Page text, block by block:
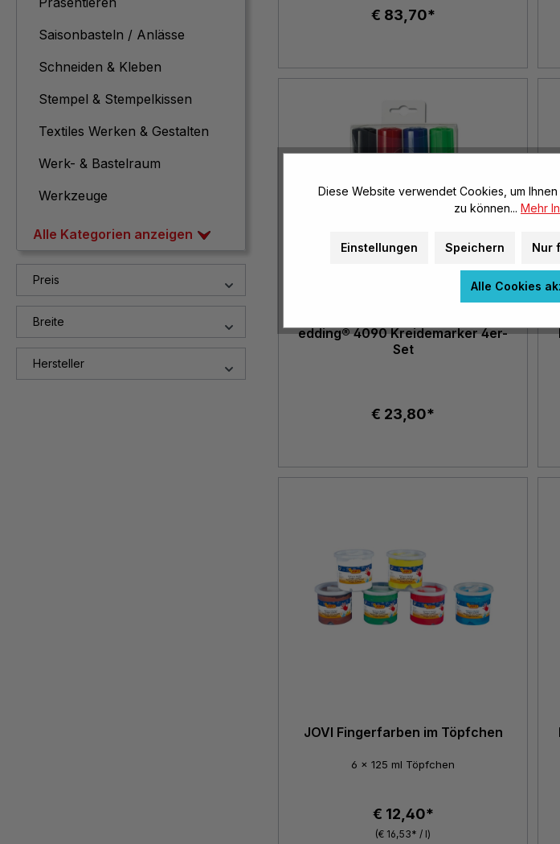
Saisonbasteln / Anlässe
Schneiden & Kleben
Stempel & Stempelkissen
Textiles Werken & Gestalten
Werk- & Bastelraum
Werkzeuge
Alle Kategorien anzeigen
Preis
Breite
Hersteller
€ 83,70*
edding® 4090 Kreidemarker 4er-
Set
€ 23,80*
JOVI Fingerfarben im Töpfchen
6 x 125 ml Töpfchen
€ 12,40*
(€ 16,53* / l)
Diese Website verwendet Cookies, um
zu können... Mehr
Einstellungen Speichern Nur
Alle Cookies